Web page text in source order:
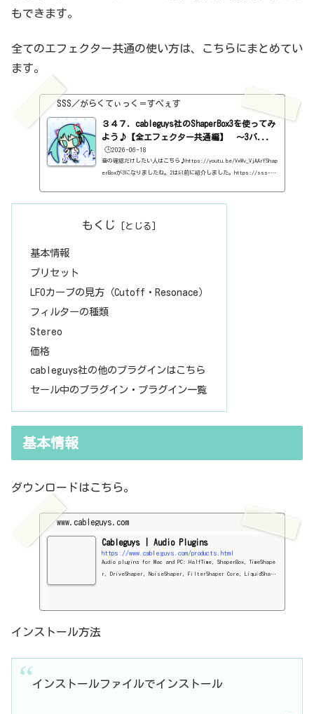
もできます。
全てのエフェクター共通の使い方は、こちらにまとめてい
ます。
SSS／がらくてぃっく＝すぺぇす
３４７．cableguys社のShaperBox3を使ってみ
よう♪【全エフェクター共通編】 ～3バ...
🕒️2026-06-18
音の確認だけしたい人はこちら♪https://youtu.be/VxWv_VjAArYShap
erBoxが3になりましたね。2は以前に紹介しました。https://sss-mu
2%92%e4%bd%bf%e3%81%a3%e3%81%a6%e3%81%bf%e3%82%88/基本的
な性能は変わっていないようですが、ずいぶん、便利な機能がついて
もくじ
基本情報
プリセット
LFOカーブの見方（Cutoff・Resonace）
フィルターの種類
Stereo
価格
cableguys社の他のプラグインはこちら
セール中のプラグイン・プラグイン一覧
基本情報
ダウンロードはこちら。
www.cableguys.com
Cableguys | Audio Plugins
https://www.cableguys.com/products.html
Audio plugins for Mac and PC: HalfTime, ShaperBox, TimeShape
r, DriveShaper, NoiseShaper, FilterShaper Core, LiquidShape
e.
インストール方法
インストールファイルでインストール